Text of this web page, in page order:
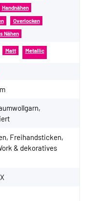
Handnähen
Overlocken
Nähen
Matt Metallic
Freihandsticken,
& dekoratives